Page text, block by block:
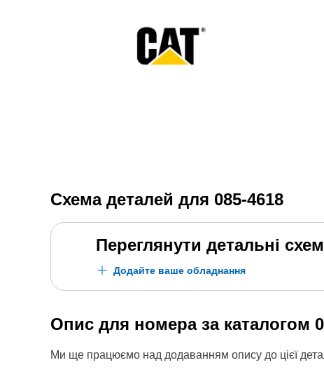
Схема деталей для 085-4618
Переглянути детальні
Додайте ваше обладнання
Опис для номера за каталогом
Ми ще працюємо над додаванням опису до цієї